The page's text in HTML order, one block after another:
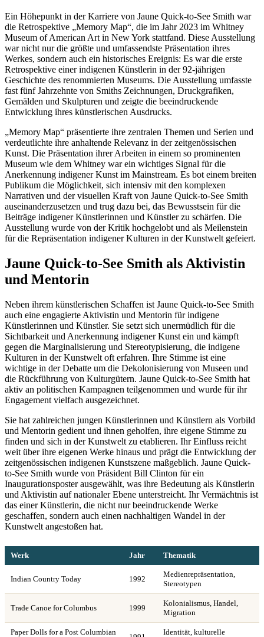
Ein Höhepunkt in der Karriere von Jaune Quick-to-See Smith war
die Retrospektive „Memory Map“, die im Jahr 2023 im Whitney
Museum of American Art in New York stattfand. Diese Ausstellung
war nicht nur die größte und umfassendste Präsentation ihres
Werkes, sondern auch ein historisches Ereignis: Es war die erste
Retrospektive einer indigenen Künstlerin in der 92-jährigen
Geschichte des renommierten Museums. Die Ausstellung umfasste
fast fünf Jahrzehnte von Smiths Zeichnungen, Druckgrafiken,
Gemälden und Skulpturen und zeigte die beeindruckende
Entwicklung ihres künstlerischen Ausdrucks.
„Memory Map“ präsentierte ihre zentralen Themen und Serien und
verdeutlichte ihre anhaltende Relevanz in der zeitgenössischen
Kunst. Die Präsentation ihrer Arbeiten in einem so prominenten
Museum wie dem Whitney war ein wichtiges Signal für die
Anerkennung indigener Kunst im Mainstream. Es bot einem breiten
Publikum die Möglichkeit, sich intensiv mit den komplexen
Narrativen und der visuellen Kraft von Jaune Quick-to-See Smith
auseinanderzusetzen und trug dazu bei, das Bewusstsein für die
Beiträge indigener Künstlerinnen und Künstler zu schärfen. Die
Ausstellung wurde von der Kritik hochgelobt und als Meilenstein
für die Repräsentation indigener Kulturen in der Kunstwelt gefeiert.
Jaune Quick-to-See Smith als Aktivistin
und Mentorin
Neben ihrem künstlerischen Schaffen ist Jaune Quick-to-See Smith
auch eine engagierte Aktivistin und Mentorin für indigene
Künstlerinnen und Künstler. Sie setzt sich unermüdlich für die
Sichtbarkeit und Anerkennung indigener Kunst ein und kämpft
gegen die Marginalisierung und Stereotypisierung, die indigene
Kulturen in der Kunstwelt oft erfahren. Ihre Stimme ist eine
wichtige in der Debatte um die Dekolonisierung von Museen und
die Rückführung von Kulturgütern. Jaune Quick-to-See Smith hat
aktiv an politischen Kampagnen teilgenommen und wurde für ihr
Engagement vielfach ausgezeichnet.
Sie hat zahlreichen jungen Künstlerinnen und Künstlern als Vorbild
und Mentorin gedient und ihnen geholfen, ihre eigene Stimme zu
finden und sich in der Kunstwelt zu etablieren. Ihr Einfluss reicht
weit über ihre eigenen Werke hinaus und prägt die Entwicklung der
zeitgenössischen indigenen Kunstszene maßgeblich. Jaune Quick-
to-See Smith wurde von Präsident Bill Clinton für ein
Inaugurationsposter ausgewählt, was ihre Bedeutung als Künstlerin
und Aktivistin auf nationaler Ebene unterstreicht. Ihr Vermächtnis ist
das einer Künstlerin, die nicht nur beeindruckende Werke
geschaffen, sondern auch einen nachhaltigen Wandel in der
Kunstwelt angestoßen hat.
Werk Jahr Thematik
Indian Country Today 1992
Medienrepräsentation,
Stereotypen
Trade Canoe for Columbus 1999
Kolonialismus, Handel,
Migration
Paper Dolls for a Post Columbian Identität, kulturelle